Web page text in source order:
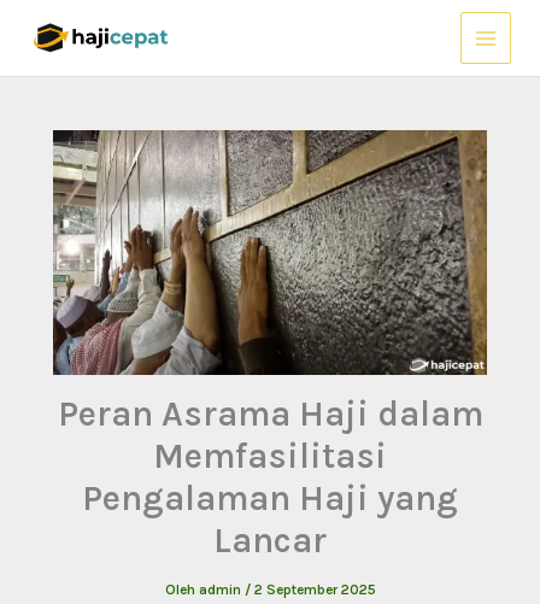
Peran Asrama Haji dalam
Memfasilitasi
Pengalaman Haji yang
Lancar
Oleh admin / 2 September 2025